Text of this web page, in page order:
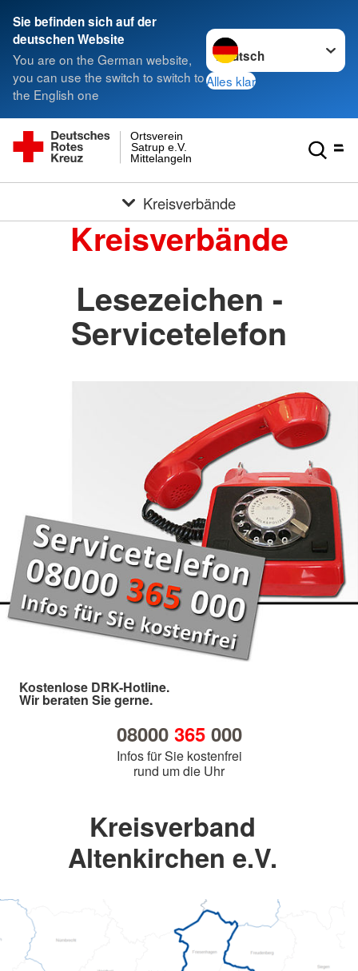
Sie befinden sich auf der
deutschen Website
You are on the German website,
you can use the switch to switch to
the English one
Sprache wechseln zu
Alles klar
Mittelangeln
Satrup e.V.
Ortsverein
Kreisverbände
Kreisverbände
Lesezeichen -
Servicetelefon
Kostenlose DRK-Hotline.
Wir beraten Sie gerne.
08000 365000
Infos für Sie kostenfrei
rund um die Uhr
Kreisverband
Altenkirchen e.V.